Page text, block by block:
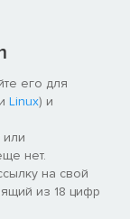
ролей среди
единиц с
Примерьте
другие, чтобы
мировой
его для
и Linux) и
или
нет.
на свой
из 18 цифр